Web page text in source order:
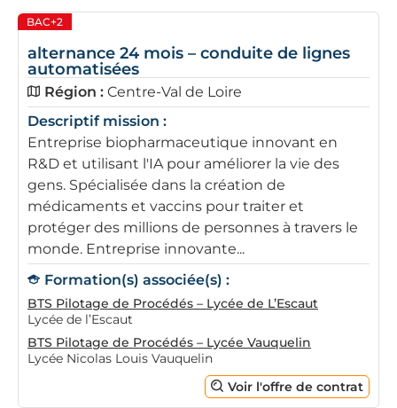
BAC+2
alternance 24 mois – conduite de lignes
automatisées
Région : Centre-Val de Loire
Descriptif mission :
Entreprise biopharmaceutique innovant en
R&D et utilisant l'IA pour améliorer la vie des
gens. Spécialisée dans la création de
médicaments et vaccins pour traiter et
protéger des millions de personnes à travers le
monde. Entreprise innovante...
Formation(s) associée(s) :
BTS Pilotage de Procédés – Lycée de L’Escaut
Lycée de l’Escaut
BTS Pilotage de Procédés – Lycée Vauquelin
Lycée Nicolas Louis Vauquelin
Voir l'offre de contrat